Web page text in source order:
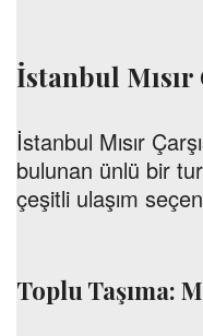
İstanbul Mısır
İstanbul Mısır
bulunan ünlü bir
çeşitli ulaşım
Toplu Taşıma: